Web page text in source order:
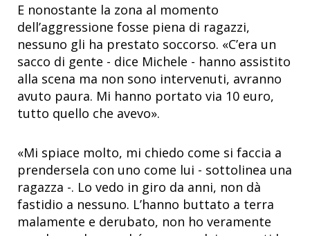
E nonostante la zona al momento
dell’aggressione fosse piena di ragazzi,
nessuno gli ha prestato soccorso. «C’era un
sacco di gente - dice Michele - hanno assistito
alla scena ma non sono intervenuti, avranno
avuto paura. Mi hanno portato via 10 euro,
tutto quello che avevo».
«Mi spiace molto, mi chiedo come si faccia a
prendersela con uno come lui - sottolinea una
ragazza -. Lo vedo in giro da anni, non dà
fastidio a nessuno. L’hanno buttato a terra
malamente e derubato, non ho veramente